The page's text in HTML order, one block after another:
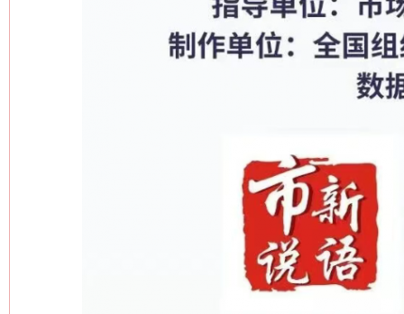
魏明